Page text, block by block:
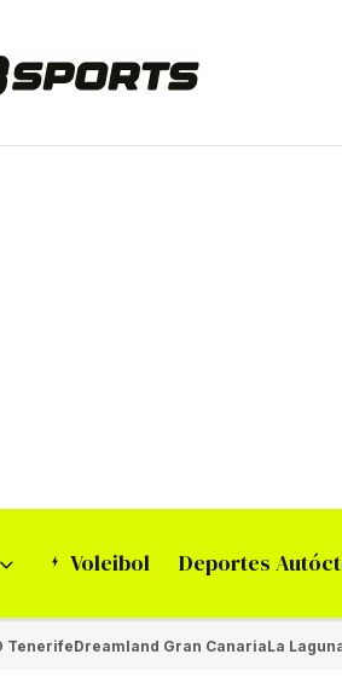
Voleibol Deportes
TenerifeDreamland Gran CanariaLa